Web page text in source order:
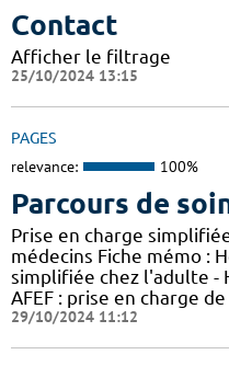
Contact
Afficher le filtrage
25/10/2024 13:15
PAGES
relevance: 100%
Parcours de
Prise en charge
médecins Fiche mémo :
simplifiée chez l'adulte -
AFEF : prise en charge
29/10/2024 11:12